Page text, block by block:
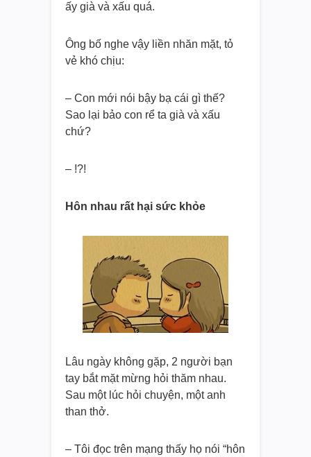
ấy già và xấu quá.
Ông bố nghe vậy liền nhăn mặt, tỏ
vẻ khó chịu:
– Con mới nói bậy bạ cái gì thế?
Sao lại bảo con rể ta già và xấu
chứ?
– !?!
Hôn nhau rất hại sức khỏe
Lâu ngày không gặp, 2 người bạn
tay bắt mặt mừng hỏi thăm nhau.
Sau một lúc hỏi chuyện, một anh
than thở.
– Tôi đọc trên mạng thấy họ nói “hôn